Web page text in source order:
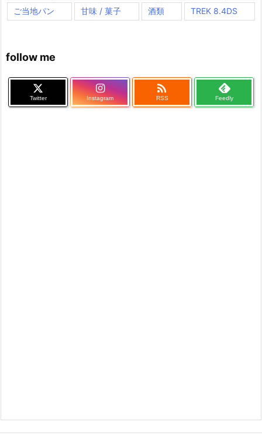
ご当地パン 甘味 / 菓子 酒類 TREK 8.4DS
follow me
Twitter Instagram

RSS Feedly